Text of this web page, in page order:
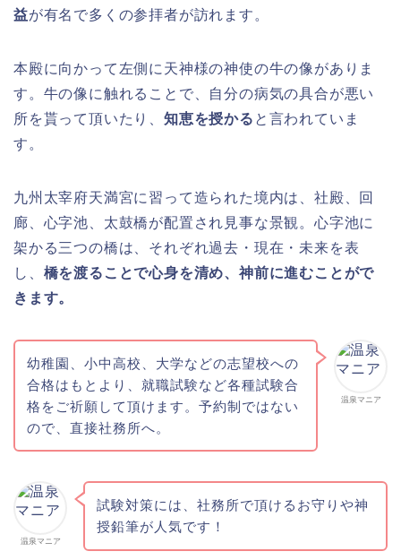
益が有名で多くの参拝者が訪れます。
本殿に向かって左側に天神様の神使の牛の像がありま
す。牛の像に触れることで、自分の病気の具合が悪い
所を貰って頂いたり、 知恵を授かる と言われていま
す。
九州太宰府天満宮に習って造られた境内は、社殿、回
廊、心字池、太鼓橋が配置され見事な景観。心字池に
架かる三つの橋は、それぞれ過去・現在・未来を表
し、 橋を渡ることで心身を清め、神前に進むことがで
きます。
温泉マニア
幼稚園、小中高校、大学などの志望校への
合格はもとより、就職試験など各種試験合
格をご祈願して頂けます。予約制ではない
ので、直接社務所へ。
温泉マニア
試験対策には、社務所で頂けるお守りや神
授鉛筆が人気です！